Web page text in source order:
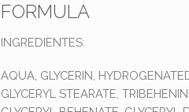
FORMULA
INGREDIENTES:
AQUA, GLYCERIN,
GLYCERYL STEARATE,